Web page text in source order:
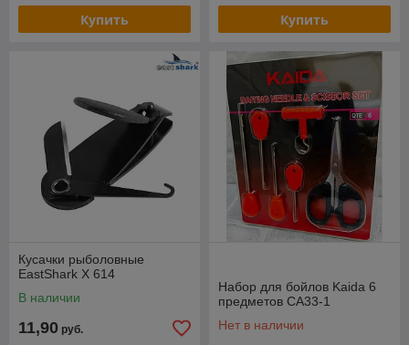
Купить Купить
Кусачки рыболовные
EastShark X 614
В наличии
11,90 руб.
Набор для бойлов Kaida 6
предметов CA33-1
Нет в наличии